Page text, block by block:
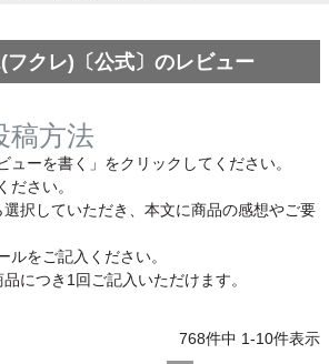
フクレ)〔公式〕のレビュー
稿方法
ューを書く」をクリックしてください。
ださい。
択していただき、本文に商品の感想やご要
ルをご記入ください。
につき1回ご記入いただけます。
768件中 1-10件表示